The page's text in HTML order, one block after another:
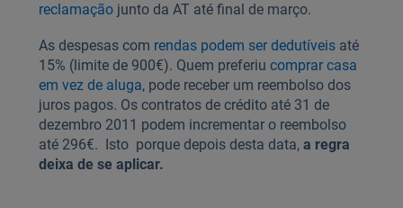
reclamaçãojunto da AT até final de março.
As despesas com rendas podem ser dedutíveisaté
15% (limite de 900€). Quem preferiu comprar casa
em vez de aluga, pode receber um reembolso dos
juros pagos. Os contratos de crédito até 31 de
dezembro 2011 podem incrementar o reembolso
até 296€. Isto porque depois desta data, a regra
deixa de se aplicar.